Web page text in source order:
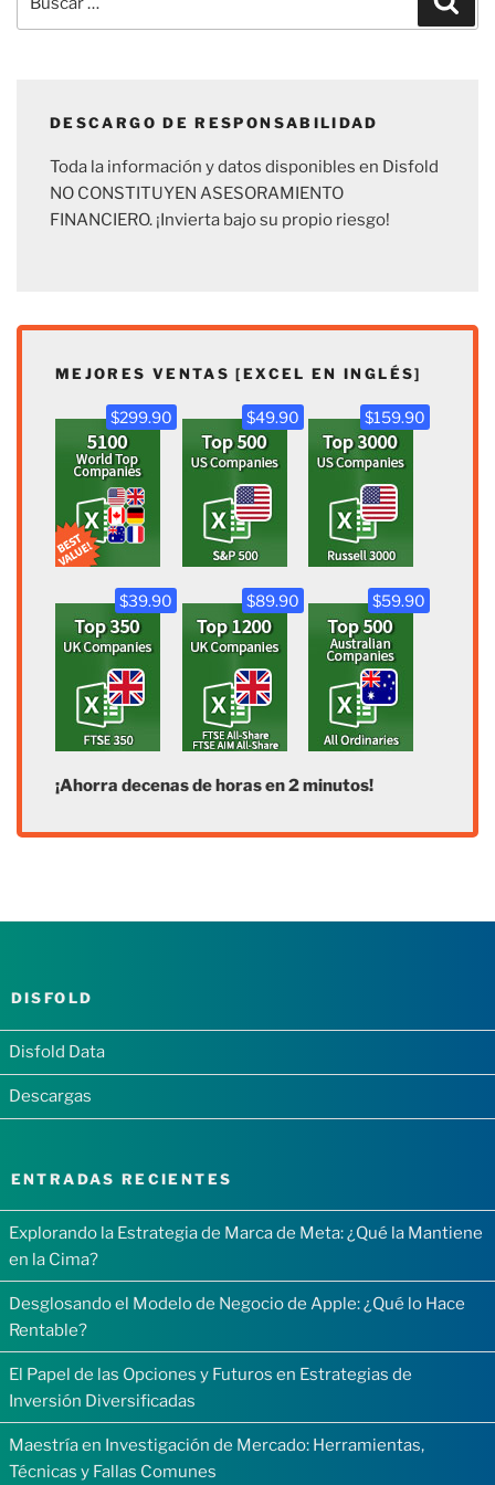
por:
DESCARGO DE RESPONSABILIDAD
Toda la información y datos disponibles en Disfold
NO CONSTITUYEN ASESORAMIENTO
FINANCIERO. ¡Invierta bajo su propio riesgo!
MEJORES VENTAS [EXCEL EN INGLÉS]
$299.90 $49.90 $159.90
$39.90 $89.90 $59.90
¡Ahorra decenas de horas en 2 minutos!
DISFOLD
Disfold Data
Descargas
ENTRADAS RECIENTES
Explorando la Estrategia de Marca de Meta: ¿Qué la Mantiene
en la Cima?
Desglosando el Modelo de Negocio de Apple: ¿Qué lo Hace
Rentable?
El Papel de las Opciones y Futuros en Estrategias de
Inversión Diversificadas
Maestría en Investigación de Mercado: Herramientas,
Técnicas y Fallas Comunes